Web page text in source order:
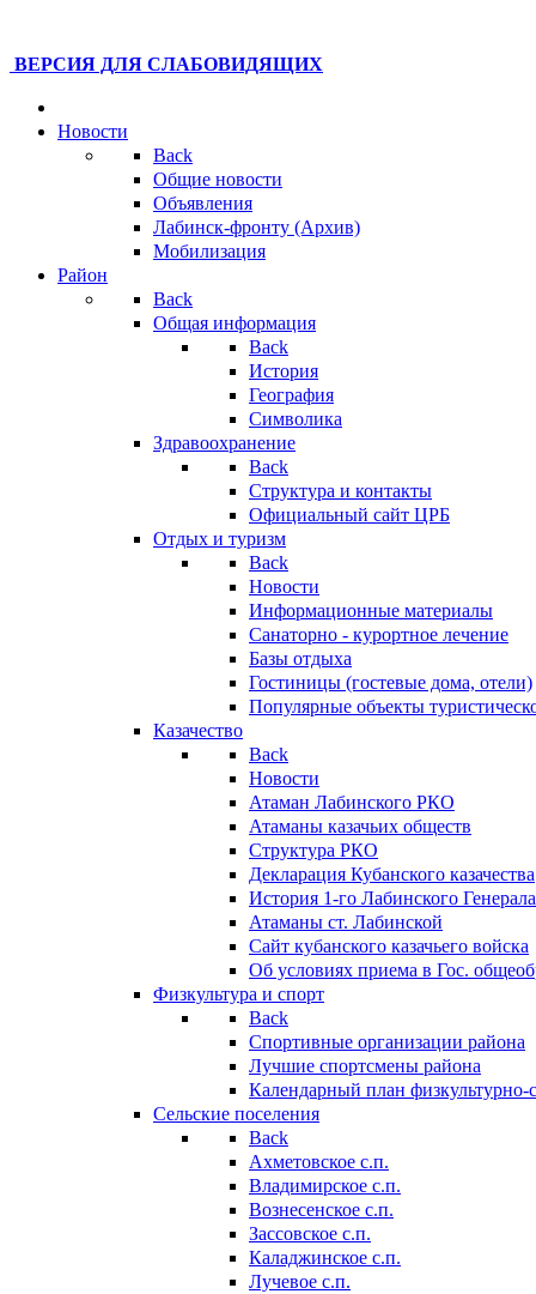
ВЕРСИЯ ДЛЯ СЛАБОВИДЯЩИХ
Новости
Back
Общие новости
Объявления
Лабинск-фронту (Архив)
Мобилизация
Район
Back
Общая информация
Back
История
География
Символика
Здравоохранение
Back
Структура и контакты
Официальный сайт ЦРБ
Отдых и туризм
Back
Новости
Информационные материалы
Санаторно - курортное лечение
Базы отдыха
Гостиницы (гостевые дома, отели)
Популярные объекты
Казачество
Back
Новости
Атаман Лабинского РКО
Атаманы казачьих обществ
Структура РКО
Декларация Кубанского казачества
История 1-го Лабинского
Атаманы ст. Лабинской
Cайт кубанского казачьего войска
Об условиях приема в Гос.
Физкультура и спорт
Back
Спортивные организации района
Лучшие спортсмены района
Календарный план
Сельские поселения
Back
Ахметовское с.п.
Владимирское с.п.
Вознесенское с.п.
Зассовское с.п.
Каладжинское с.п.
Лучевое с.п.